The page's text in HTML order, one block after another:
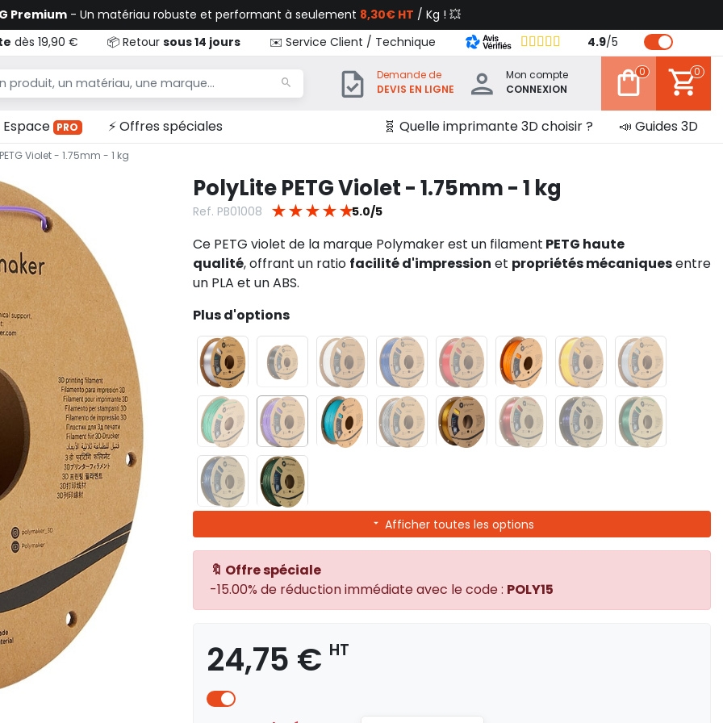
Premium - Un matériau robuste et performant à seulement 8,30€ HT / Kg ! 💥
dès 19,90 € 📦 Retour sous 14 jours ✉️ Service Client / Technique 4.9/5
Demande de
DEVIS EN LIGNE
Mon compte
CONNEXION
0 0
Espace PRO ⚡ Offres spéciales 🧬 Quelle imprimante 3D choisir ? 📣 Guides 3D
Violet - 1.75mm - 1 kg
PolyLite PETG Violet - 1.75mm - 1 kg
Ref. PB01008 ★ ★ ★ ★ ★5.0/5
Ce PETG violet de la marque Polymaker est un filament PETG haute
qualité, offrant un ratio facilité d'impression et propriétés mécaniquesentre
un PLA et un ABS.
Plus d'options
Afficher toutes les options
🔖 Offre spéciale
-15.00% de réduction immédiate avec le code : POLY15
24,75 € HT